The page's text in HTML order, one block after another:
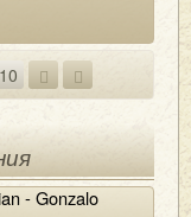
10
- Gonzalo